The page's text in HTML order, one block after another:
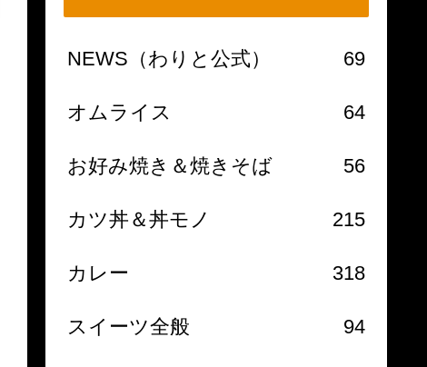
NEWS（わりと公式） 69
オムライス 64
お好み焼き＆焼きそば 56
カツ丼＆丼モノ 215
カレー 318
スイーツ全般 94